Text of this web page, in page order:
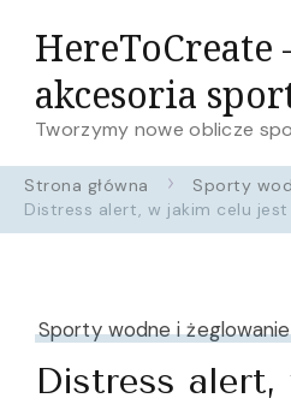
HereToCreate
akcesoria
Tworzymy nowe oblicze
Strona główna
Sporty
Distress alert, w jakim celu
Sporty wodne i żeglowanie
Distress alert,